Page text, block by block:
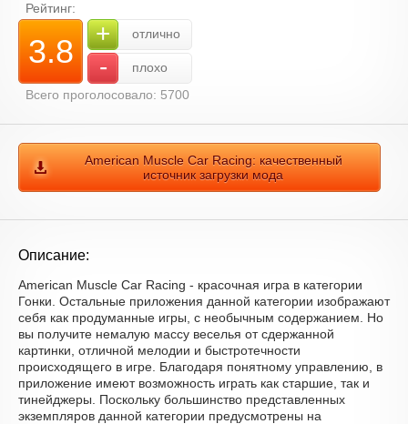
Рейтинг:
3.8 + отлично
-
плохо
Всего проголосовало: 5700
American Muscle Car Racing: качественный
источник загрузки мода
Описание:
American Muscle Car Racing - красочная игра в категории
Гонки. Остальные приложения данной категории изображают
себя как продуманные игры, с необычным содержанием. Но
вы получите немалую массу веселья от сдержанной
картинки, отличной мелодии и быстротечности
происходящего в игре. Благодаря понятному управлению, в
приложение имеют возможность играть как старшие, так и
тинейджеры. Поскольку большинство представленных
экземпляров данной категории предусмотрены на